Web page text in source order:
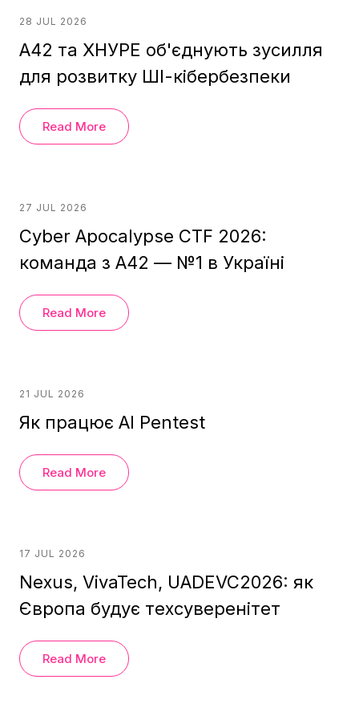
28 JUL 2026
A42 та ХНУРЕ об'єднують зусилля
для розвитку ШІ-кібербезпеки
Read More
27 JUL 2026
Cyber Apocalypse CTF 2026:
команда з A42 — №1 в Україні
Read More
21 JUL 2026
Як працює AI Pentest
Read More
17 JUL 2026
Nexus, VivaTech, UADEVC2026: як
Європа будує техсуверенітет
Read More